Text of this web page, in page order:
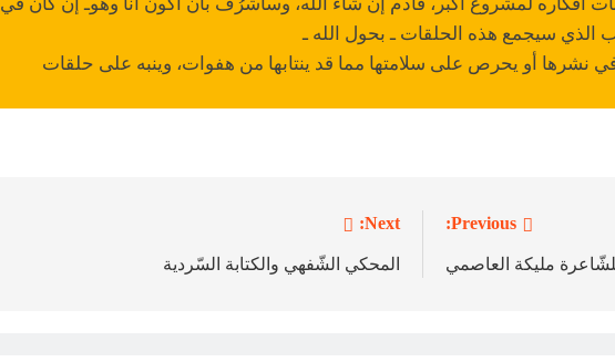
الذي سيجمع هذه الحلقات ـ بحول الله ـ
نشرها أو يحرص على سلامتها مما قد ينتابها من هفوات، وينبه على حلقات
Previous:
مليكة العاصمي
Next:
المحكي الشّفهي والكتابة السّردية